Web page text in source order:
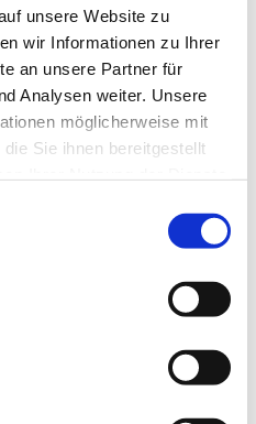
unsere Website zu
wir Informationen zu Ihrer
an unsere Partner für
Analysen weiter. Unsere
möglicherweise mit
Sie ihnen bereitgestellt
Elison05251/7096040